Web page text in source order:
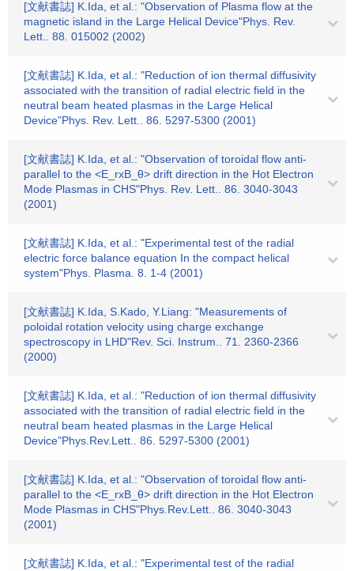
[文献書誌] K.Ida, et al.: "Observation of Plasma flow at the
magnetic island in the Large Helical Device"Phys. Rev.
Lett.. 88. 015002 (2002)
[文献書誌] K.Ida, et al.: "Reduction of ion thermal diffusivity
associated with the transition of radial electric field in the
neutral beam heated plasmas in the Large Helical
Device"Phys. Rev. Lett.. 86. 5297-5300 (2001)
[文献書誌] K.Ida, et al.: "Observation of toroidal flow anti-
parallel to the <E_rxB_θ> drift direction in the Hot Electron
Mode Plasmas in CHS"Phys. Rev. Lett.. 86. 3040-3043
(2001)
[文献書誌] K.Ida, et al.: "Experimental test of the radial
electric force balance equation In the compact helical
system"Phys. Plasma. 8. 1-4 (2001)
[文献書誌] K.Ida, S.Kado, Y.Liang: "Measurements of
poloidal rotation velocity using charge exchange
spectroscopy in LHD"Rev. Sci. Instrum.. 71. 2360-2366
(2000)
[文献書誌] K.Ida, et al.: "Reduction of ion thermal diffusivity
associated with the transition of radial electric field in the
neutral beam heated plasmas in the Large Helical
Device"Phys.Rev.Lett.. 86. 5297-5300 (2001)
[文献書誌] K.Ida, et al.: "Observation of toroidal flow anti-
parallel to the <E_rxB_θ> drift direction in the Hot Electron
Mode Plasmas in CHS"Phys.Rev.Lett.. 86. 3040-3043
(2001)
[文献書誌] K.Ida, et al.: "Experimental test of the radial